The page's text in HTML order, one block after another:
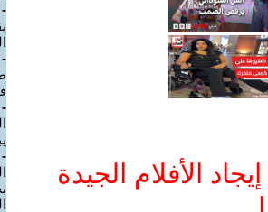
الأفلام الجيدة
-
-
-
-